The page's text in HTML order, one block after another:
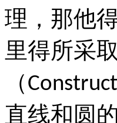
理，那他
里得所采
（
直线和圆